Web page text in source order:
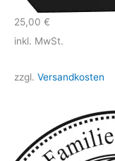
25,00 €
inkl. MwSt.
zzgl. Versandkosten